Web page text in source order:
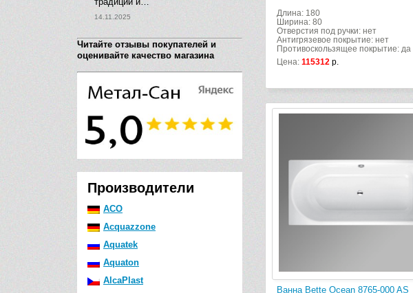
14.11.2025
Читайте отзывы покупателей и
оценивайте качество магазина
Производители
ACO
Acquazzone
Aquatek
Aquaton
AlcaPlast
Длина: 180
Ширина: 80
Отверстия под ручки: нет
Антигрязевое покрытие: нет
Противоскользящее покрытие: да
Цена: 115312 р.
Ванна Bette Ocean 8765-000 AS